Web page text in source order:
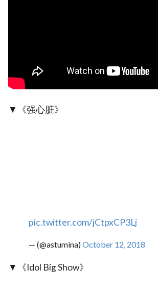
▼《强心脏》
pic.twitter.com/jCtpxCP3Lj
— (@astumina)October 12, 2018
▼《Idol Big Show》